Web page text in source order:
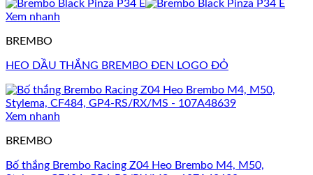
Xem nhanh
BREMBO
HEO DẦU THẮNG BREMBO ĐEN LOGO ĐỎ
Xem nhanh
BREMBO
Bố thắng Brembo Racing Z04 Heo Brembo M4, M50,